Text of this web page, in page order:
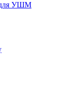
для УШМ